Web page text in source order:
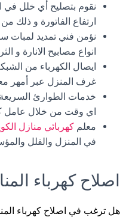
نقوم بتصليح أي خلل في
ارتفاع الفاتورة و ذلك
نؤمن فني تمديد لمبات
انواع مصابيح الانارة و
ايصال الكهرباء من
غرف المنزل عبر أمهر
خدمات الطوارئ السريعة
اي وقت من خلال عامل
معلم كهربائي منازل
في المنزل والفلل
اصلاح كهرباء
هل ترغب في اصلاح كهرباء